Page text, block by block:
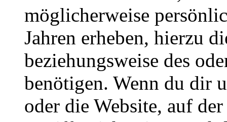
möglicherweise
Jahren erheben, hierzu
beziehungsweise des
benötigen. Wenn du dir
oder die Website, auf